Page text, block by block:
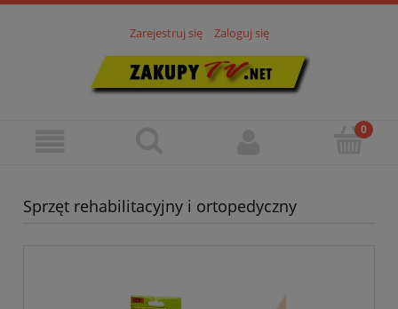
Zarejestruj się Zaloguj się
Sprzęt rehabilitacyjny i ortopedyczny